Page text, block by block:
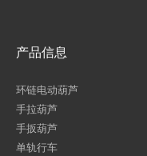
产品信息
环链电动葫芦
手拉葫芦
手扳葫芦
单轨行车